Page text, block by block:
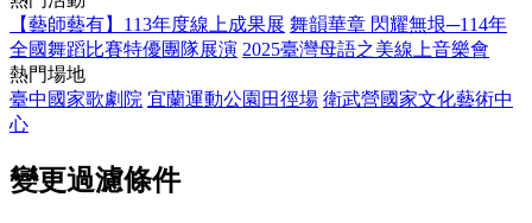
【藝師藝有】113年度線上成果展 舞韻華章 閃耀無垠─114年
全國舞蹈比賽特優團隊展演 2025臺灣母語之美線上音樂會
熱門場地
臺中國家歌劇院 宜蘭運動公園田徑場 衛武營國家文化藝術中
心
變更過濾條件